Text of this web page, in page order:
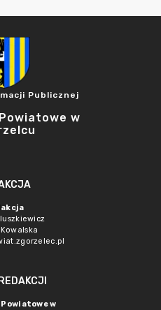
Publicznej
w
w